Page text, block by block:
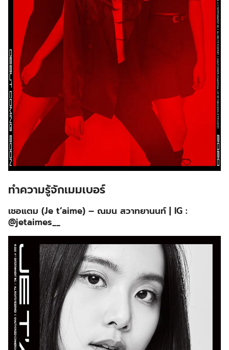
ทำความรู้จักเมมเบอร์
เชอแตม (Je t’aime) – ณมน สวาทยานนท์ | IG :
@jetaimes__